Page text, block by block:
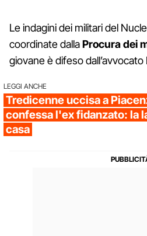
Le indagini dei militari del
coordinate dallaProcura dei
giovane è difeso
LEGGI ANCHE
Tredicenne uccisa a
confessa l'ex fidanzato: la
casa